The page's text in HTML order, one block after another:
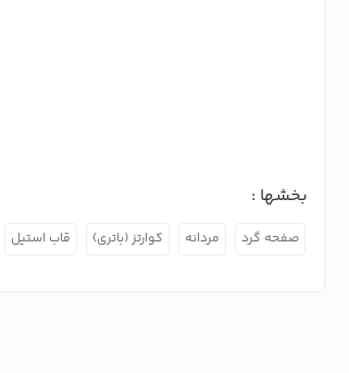
بخشها :
صفحه گرد مردانه کوارتز (باتری) قاب استیل